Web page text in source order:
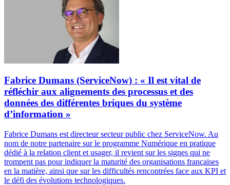
Fabrice Dumans (ServiceNow) : « Il est vital de
réfléchir aux alignements des processus et des
données des différentes briques du système
d’information »
Fabrice Dumans est directeur secteur public chez ServiceNow. Au
nom de notre partenaire sur le programme Numérique en pratique
dédié à la relation client et usager, il revient sur les signes qui ne
trompent pas pour indiquer la maturité des organisations françaises
en la matière, ainsi que sur les difficultés rencontrées face aux KPI et
le défi des évolutions technologiques.